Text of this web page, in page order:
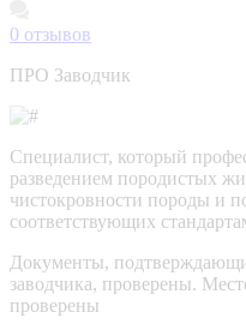
0 отзывов
ПРО Заводчик
Специалист, который
разведением породистых
чистокровности породы и
соответствующих
Документы,
заводчика, проверены.
проверены